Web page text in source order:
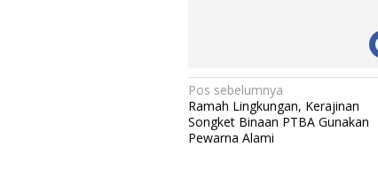
N
a
v
Pos sebelumnya
Ramah Lingkungan, Kerajinan
Songket Binaan PTBA Gunakan
Pewarna Alami